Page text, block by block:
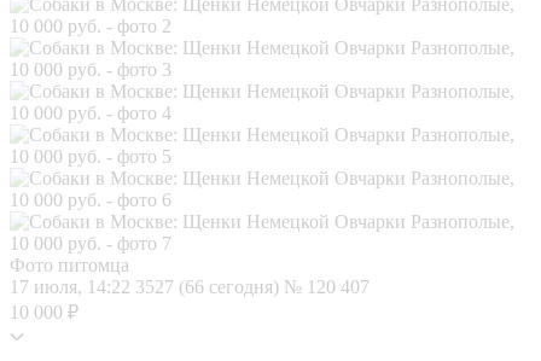
Фото питомца
17 июля, 14:22 3527 (66 сегодня) № 120 407
10 000 ₽